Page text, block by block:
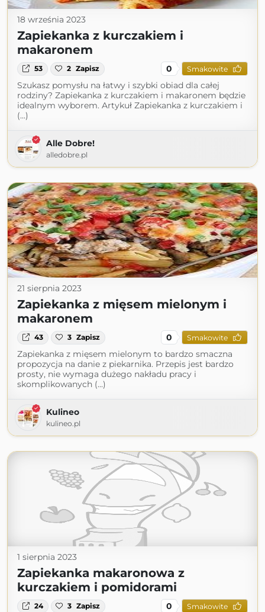
18 września 2023
Zapiekanka z kurczakiem i
makaronem
53 2 Zapisz 0 Smakowite
Szukasz pomysłu na łatwy i szybki obiad dla całej
rodziny? Zapiekanka z kurczakiem i makaronem będzie
idealnym wyborem. Artykuł Zapiekanka z kurczakiem i
(...)
Alle Dobre!
alledobre.pl
21 sierpnia 2023
Zapiekanka z mięsem mielonym i
makaronem
43 3 Zapisz 0 Smakowite
Zapiekanka z mięsem mielonym to bardzo smaczna
propozycja na danie z piekarnika. Przepis jest bardzo
prosty, nie wymaga dużego nakładu pracy i
skomplikowanych (...)
Kulineo
kulineo.pl
1 sierpnia 2023
Zapiekanka makaronowa z
kurczakiem i pomidorami
24 3 Zapisz 0 Smakowite